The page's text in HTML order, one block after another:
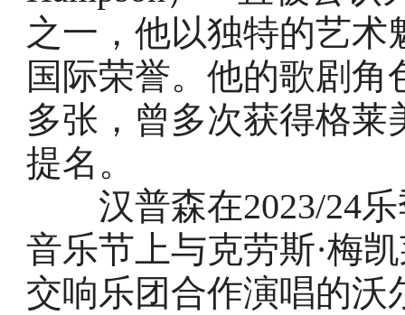
之一，他以独特的艺
国际荣誉。他的歌剧角
多张，曾多次获得格
提名。
汉普森在2023/24乐
音乐节上与克劳斯·梅
交响乐团合作演唱的沃